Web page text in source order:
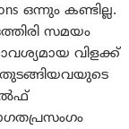
ഒന്നും കണ്ടില്ല.
സമയം
വിളക്ക്